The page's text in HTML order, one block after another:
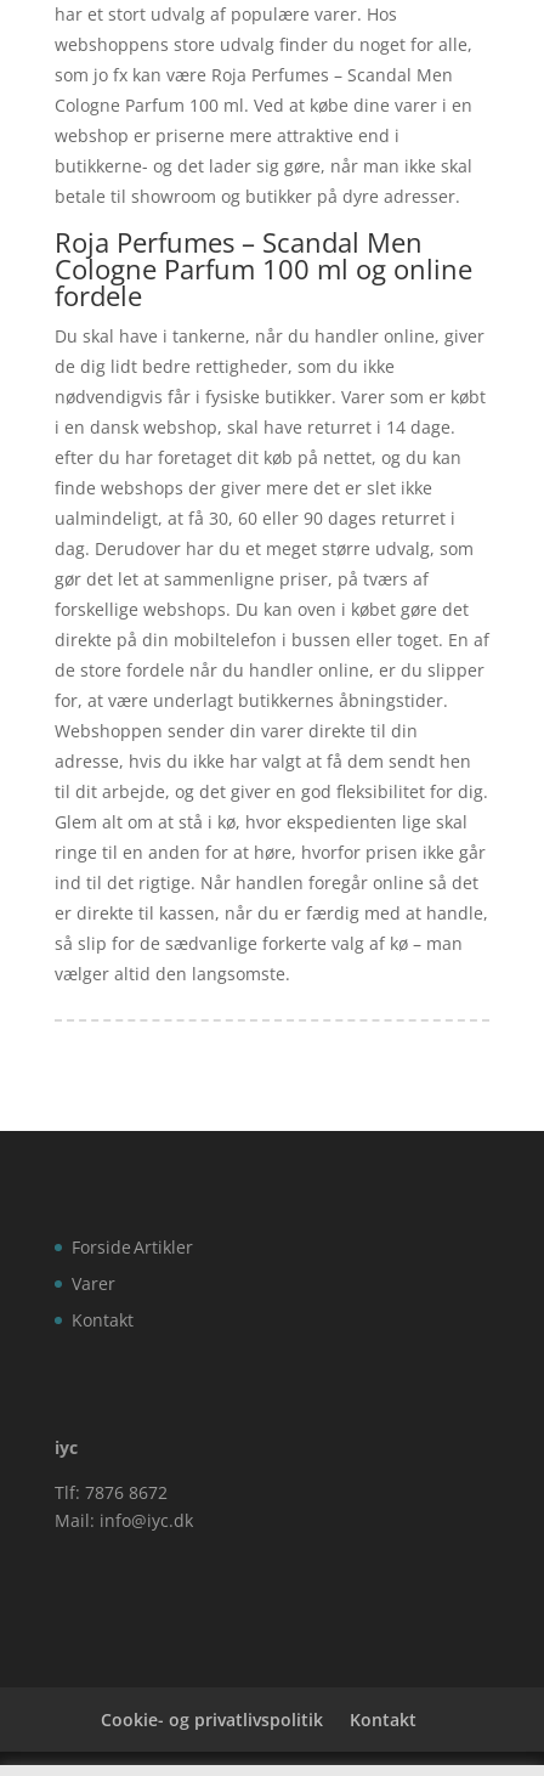
har et stort udvalg af populære varer. Hos
webshoppens store udvalg finder du noget for alle,
som jo fx kan være Roja Perfumes – Scandal Men
Cologne Parfum 100 ml. Ved at købe dine varer i en
webshop er priserne mere attraktive end i
butikkerne- og det lader sig gøre, når man ikke skal
betale til showroom og butikker på dyre adresser.
Roja Perfumes – Scandal Men
Cologne Parfum 100 ml og online
fordele
Du skal have i tankerne, når du handler online, giver
de dig lidt bedre rettigheder, som du ikke
nødvendigvis får i fysiske butikker. Varer som er købt
i en dansk webshop, skal have returret i 14 dage.
efter du har foretaget dit køb på nettet, og du kan
finde webshops der giver mere det er slet ikke
ualmindeligt, at få 30, 60 eller 90 dages returret i
dag. Derudover har du et meget større udvalg, som
gør det let at sammenligne priser, på tværs af
forskellige webshops. Du kan oven i købet gøre det
direkte på din mobiltelefon i bussen eller toget. En af
de store fordele når du handler online, er du slipper
for, at være underlagt butikkernes åbningstider.
Webshoppen sender din varer direkte til din
adresse, hvis du ikke har valgt at få dem sendt hen
til dit arbejde, og det giver en god fleksibilitet for dig.
Glem alt om at stå i kø, hvor ekspedienten lige skal
ringe til en anden for at høre, hvorfor prisen ikke går
ind til det rigtige. Når handlen foregår online så det
er direkte til kassen, når du er færdig med at handle,
så slip for de sædvanlige forkerte valg af kø – man
vælger altid den langsomste.
Forside
Varer
Kontakt
Artikler
iyc
Tlf: 7876 8672
Mail: info@iyc.dk
Cookie- og privatlivspolitik Kontakt